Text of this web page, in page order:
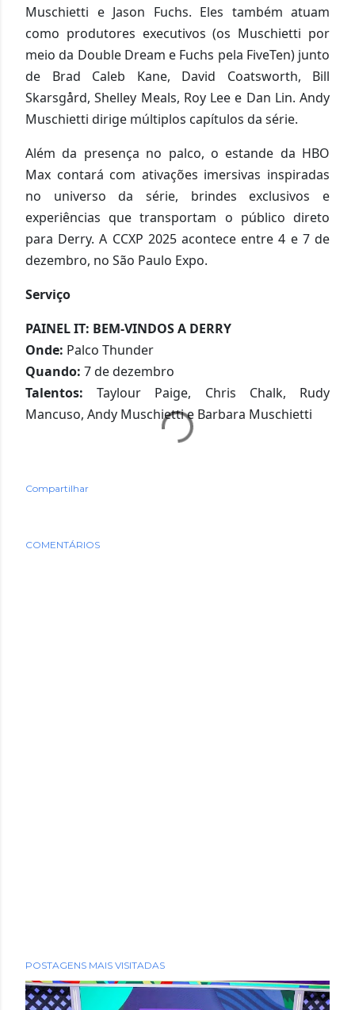
Muschietti e Jason Fuchs. Eles também atuam
como produtores executivos (os Muschietti por
meio da Double Dream e Fuchs pela FiveTen) junto
de Brad Caleb Kane, David Coatsworth, Bill
Skarsgård, Shelley Meals, Roy Lee e Dan Lin. Andy
Muschietti dirige múltiplos capítulos da série.
Além da presença no palco, o estande da HBO
Max contará com ativações imersivas inspiradas
no universo da série, brindes exclusivos e
experiências que transportam o público direto
para Derry. A CCXP 2025 acontece entre 4 e 7 de
dezembro, no São Paulo Expo.
Serviço
PAINEL IT: BEM-VINDOS A DERRY
Onde: Palco Thunder
Quando: 7 de dezembro
Talentos: Taylour Paige, Chris Chalk, Rudy
Mancuso, Andy Muschietti e Barbara Muschietti
Compartilhar
COMENTÁRIOS
POSTAGENS MAIS VISITADAS